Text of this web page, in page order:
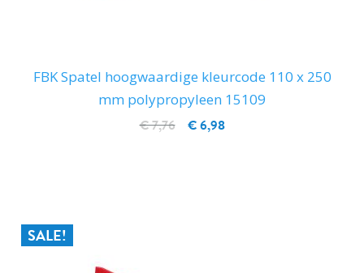
FBK Spatel hoogwaardige kleurcode 110 x 250
mm polypropyleen 15109
€ 6,98
€ 7,76
SALE!